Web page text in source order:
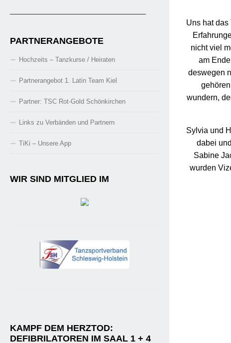
Uns hat
nicht viel
am
deswegen
wundern,
Sylvia und
dabei
Sabine
wurden
PARTNERANGEBOTE
Hochzeits – Tanzkurse / Heiraten
Partnerangebot 1. Latin Team Kiel
Partner: TSC Rot-Gold Schönkirchen
Links zu Verbänden und Partnern
TiKi – Unsere App
WIR SIND MITGLIED IM
KAMPF DEM HERZTOD:
DEFIBRILATOREN IM SAAL 1 + 4